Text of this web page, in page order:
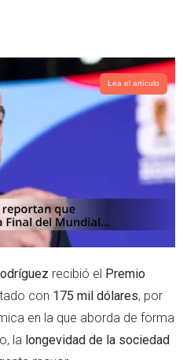
Lea el artículo
recibió el Premio
con 175 mil dólares, por
en la que aborda de forma
la longevidad de la sociedad